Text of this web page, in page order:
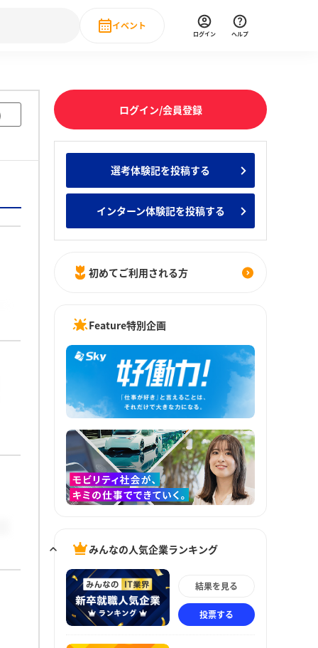
新卒就職人気企業ランキング みんなのインターン人気企業ランキ
・DX現場社員インタビュー
イベント
直近のイベント一覧
ログイン ヘルプ
ログイン/会員登録
選考体験記を投稿する
インターン体験記を投稿する
初めてご利用される方
Feature特別企画
みんなの人気企業ランキング
結果を見る
投票する